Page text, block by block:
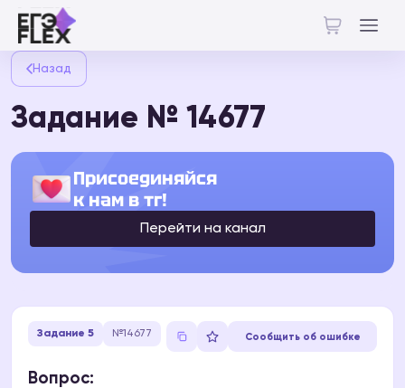
Назад
Задание № 14677
Присоединяйся
к нам в тг!
Перейти на канал
Задание 5 №14677 Сообщить об ошибке
Вопрос: